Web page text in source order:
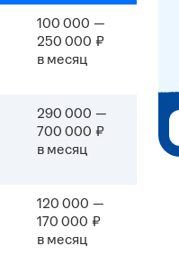
100 000 —
250 000 ₽
в месяц
290 000 —
700 000 ₽
в месяц
120 000 —
170 000 ₽
в месяц